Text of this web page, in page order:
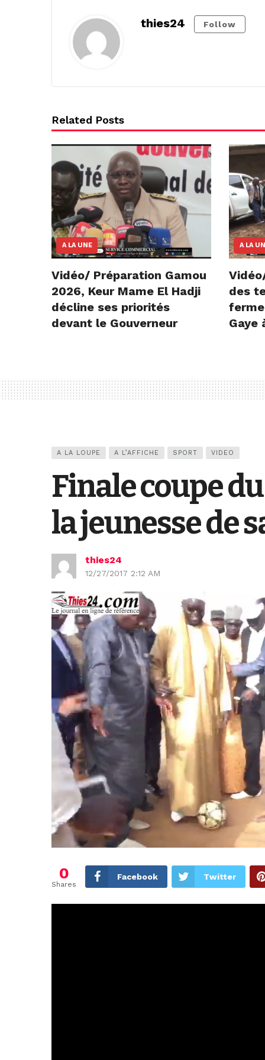
thies24 Follow
Related Posts
A LA UNE
Vidéo/ Préparation Gamou
2026, Keur Mame El Hadji
décline ses priorités
devant le Gouverneur
A LA
des
ferme
Gaye
A LA LOUPE A L’AFFICHE SPORT VIDEO
Finale coupe
la jeunesse de
thies24
12/27/2017 2:12 AM
0
Shares
Facebook Twitter